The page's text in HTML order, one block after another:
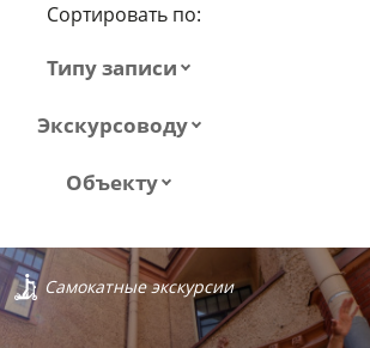
Сортировать по:
Типу записи
Экскурсоводу
Объекту
Самокатные экскурсии